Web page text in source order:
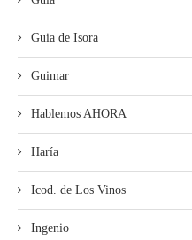
Guia de Isora
Guimar
Hablemos AHORA
Haría
Icod. de Los Vinos
Ingenio